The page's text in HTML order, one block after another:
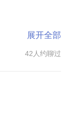
展开全部
42人约聊过